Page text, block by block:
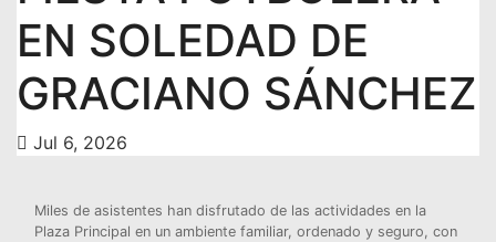
EN SOLEDAD DE
GRACIANO SÁNCHEZ
Jul 6, 2026
Miles de asistentes han disfrutado de las actividades en la
Plaza Principal en un ambiente familiar, ordenado y seguro, con